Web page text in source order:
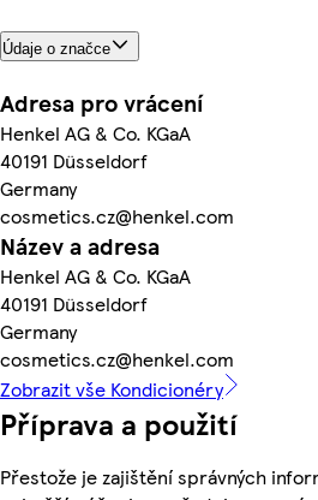
Údaje o značce
Adresa pro vrácení
Henkel AG & Co. KGaA
40191 Düsseldorf
Germany
cosmetics.cz@henkel.com
Název a adresa
Henkel AG & Co. KGaA
40191 Düsseldorf
Germany
cosmetics.cz@henkel.com
Zobrazit vše Kondicionéry
Příprava a použití
Přestože je zajištění správných